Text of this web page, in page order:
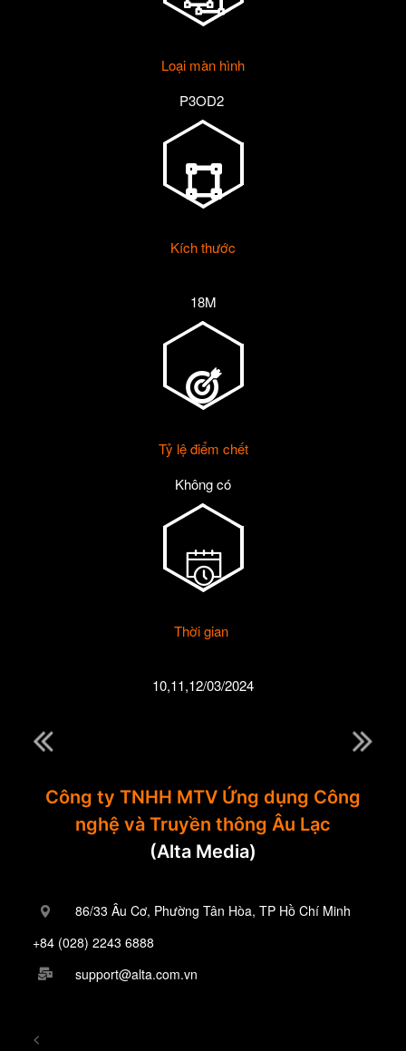
Loại màn hình
P3OD2
Kích thước
18M
Tỷ lệ điểm chết
Không có
Thời gian
10,11,12/03/2024
Công ty TNHH MTV Ứng dụng Công
nghệ và Truyền thông Âu Lạc
(Alta Media)
86/33 Âu Cơ, Phường Tân Hòa, TP Hồ Chí Minh
+84 (028) 2243 6888
support@alta.com.vn
<